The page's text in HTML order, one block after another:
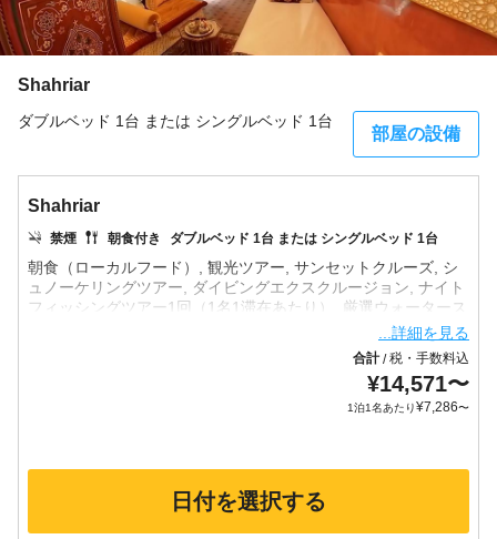
Shahriar
ダブルベッド 1台 または シングルベッド 1台
部屋の設備
Shahriar
禁煙 朝食付き ダブルベッド 1台 または シングルベッド 1台
朝食（ローカルフード）, 観光ツアー, サンセットクルーズ, シ
ュノーケリングツアー, ダイビングエクスクルージョン, ナイト
フィッシングツアー1回（1名1滞在あたり）, 厳選ウォータース
ポーツ, フェリー送迎（往復）, 空港ピックアップ, 空港ドロッ
プオフ（お見送り）, フェリー送迎（片道）, ドリンク, コーヒ
...詳細を見る
合計/税・手数料込
¥14,571〜
1泊1名あたり¥7,286〜
日付を選択する